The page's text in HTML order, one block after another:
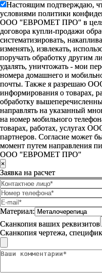
Настоящим подтверждаю,
условиями политики
ООО "ЕВРОМЕТ ПРО" в целях
договора купли-продажи
систематизировать,
изменять), извлекать,
поручать обработку другим
удалять, уничтожать - мои
номера домашнего и
почты. Также я разрешаю
информирования о товарах,
обработку
направлять на указанный
на номер мобильного
товарах, работах,
партнеров. Согласие может
момент путем направления
ООО "ЕВРОМЕТ ПРО"
×
Заявка на расчет
Материал:
Сканкопия ваших реквизитов
Сканкопия чертежа,